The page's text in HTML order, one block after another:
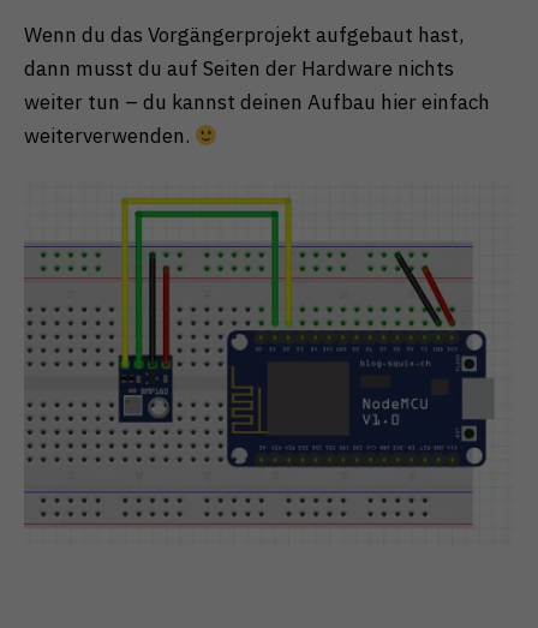
Wenn du das Vorgängerprojekt aufgebaut hast,
dann musst du auf Seiten der Hardware nichts
weiter tun – du kannst deinen Aufbau hier einfach
weiterverwenden.